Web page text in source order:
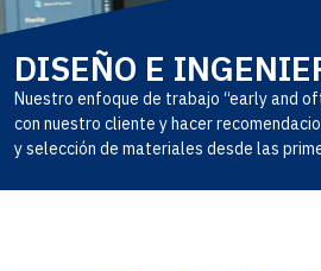
DISEÑO E
Nuestro enfoque de trabajo “early and
con nuestro cliente y hacer
y selección de materiales desde las